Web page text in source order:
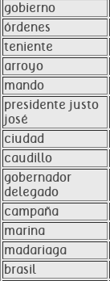
gobierno
órdenes
teniente
arroyo
mando
presidente justo
josé
ciudad
caudillo
gobernador
delegado
campaña
marina
madariaga
brasil